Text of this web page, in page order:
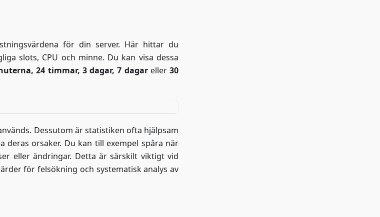
för din server. Här hittar du
slots, CPU och minne. Du kan visa dessa
24 timmar, 3 dagar, 7 dagareller30
Dessutom är statistiken ofta hjälpsam
orsaker. Du kan till exempel spåra när
eller ändringar. Detta är särskilt viktigt vid
för felsökning och systematisk analys av